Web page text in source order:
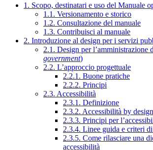
1. Scopo, destinatari e uso del Manuale
1.1. Versionamento e storico
1.2. Consultazione del manuale
1.3. Contribuisci al manuale
2. Introduzione al design per i servizi
2.1. Design per l’amministrazione
government)
2.2. L’approccio progettuale
2.2.1. Buone pratiche
2.2.2. Principi
2.3. Accessibilità
2.3.1. Definizione
2.3.2. Accessibilità by design
2.3.3. Principi per
2.3.4. Linee guida e criteri di
2.3.5. Come rilasciare una
accessibilità